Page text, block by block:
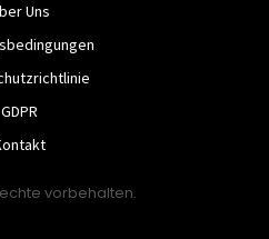
Uns
GDPR
vorbehalten.